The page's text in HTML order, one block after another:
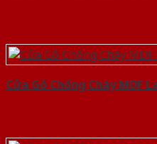
Cửa Gỗ Chống Cháy MDF